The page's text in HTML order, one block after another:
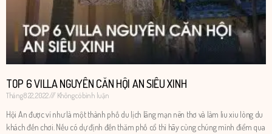
TOP 6 VILLA NGUYÊN CĂN HỘI AN SIÊU XINH
Tháng 8 22, 2022 Không có bình luận
Hội An được ví như là một thành phố du lịch lãng mạn nên thơ và làm liu xiu lòng du
khách đến chơi. Nếu có dự định đến thăm phố cổ thì hãy cùng chúng mình điểm qua